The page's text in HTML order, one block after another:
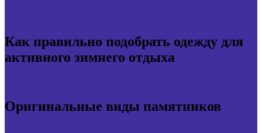
Как правильно подобрать одежду для
активного зимнего отдыха
Оригинальные виды памятников